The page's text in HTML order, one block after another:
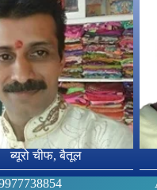
ब्यूरो चीफ, बैतूल